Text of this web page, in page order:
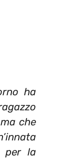
ha
che
per la